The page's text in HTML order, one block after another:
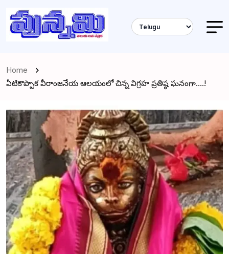
Home
ఏటికొప్పాక వీరాంజనేయ ఆలయంలో చిన్న విగ్రహ ప్రతిష్ఠ ఘనంగా….!